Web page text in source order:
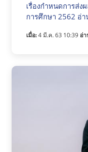
เรื่องกำหนดการส่ง
การศึกษา 2562 อ่
เมื่อ:4 มี.ค. 63 10:39 อ่